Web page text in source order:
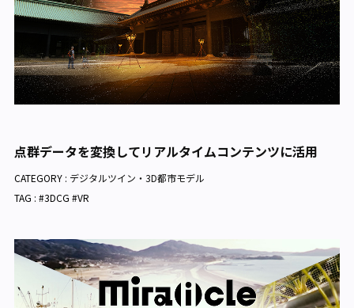
点群データを変換してリアルタイムコンテンツに活用
CATEGORY : デジタルツイン・3D都市モデル
TAG : #3DCG #VR